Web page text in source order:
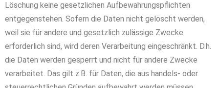
Löschung keine gesetzlichen Aufbewahrungspflichten
entgegenstehen. Sofern die Daten nicht gelöscht werden,
weil sie für andere und gesetzlich zulässige Zwecke
erforderlich sind, wird deren Verarbeitung eingeschränkt. D.h.
die Daten werden gesperrt und nicht für andere Zwecke
verarbeitet. Das gilt z.B. für Daten, die aus handels- oder